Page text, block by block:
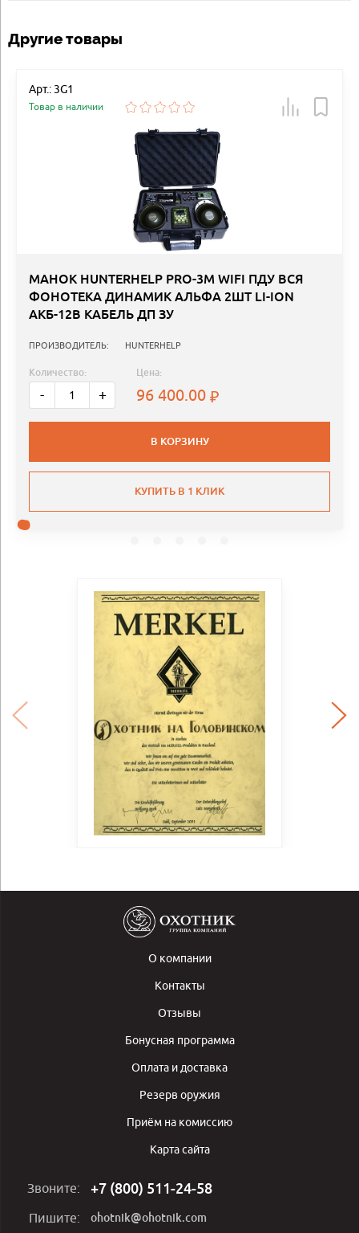
Другие товары
Арт.: 3G1
Товар в наличии
МАНОК HUNTERHELP PRO-3M WIFI ПДУ ВСЯ
ФОНОТЕКА ДИНАМИК АЛЬФА 2ШТ LI-ION
АКБ-12В КАБЕЛЬ ДП ЗУ
ПРОИЗВОДИТЕЛЬ: HUNTERHELP
Количество:
- +
Цена:
96 400.00
В КОРЗИНУ
КУПИТЬ В 1 КЛИК
О компании
Контакты
Отзывы
Бонусная программа
Оплата и доставка
Резерв оружия
Приём на комиссию
Карта сайта
Звоните: +7 (800) 511-24-58
Пишите: ohotnik@ohotnik.com